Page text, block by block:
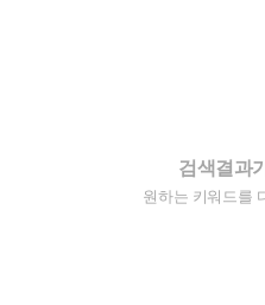
검색결과
원하는 키워드를